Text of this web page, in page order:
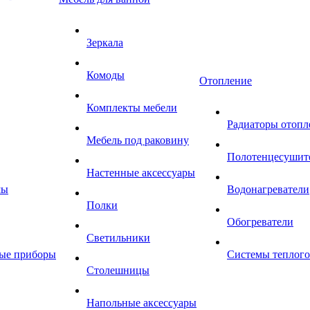
приборы
Зеркала
Комоды
Комплекты мебели
Мебель под раковину
Настенные аксессуары
Полки
Светильники
Столешницы
Напольные аксессуары
Отопление
Радиаторы
Водонагреватели
Обогреватели
Системы